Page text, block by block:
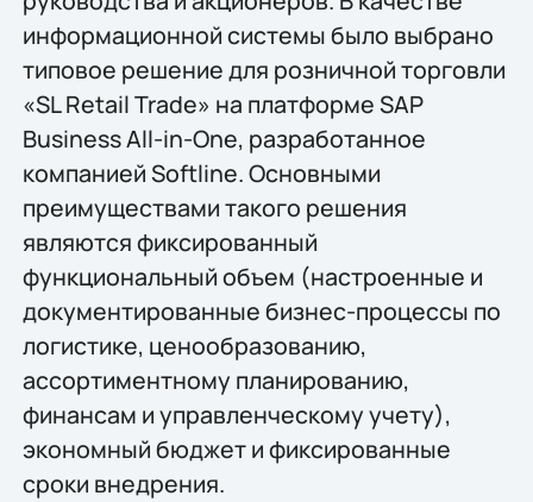
информационной системы было выбрано
типовое решение для розничной торговли
«SL Retail Trade» на платформе SAP
Business All-in-One, разработанное
компанией Softline. Основными
преимуществами такого решения
являются фиксированный
функциональный объем (настроенные и
документированные бизнес-процессы по
логистике, ценообразованию,
ассортиментному планированию,
финансам и управленческому учету),
экономный бюджет и фиксированные
сроки внедрения.